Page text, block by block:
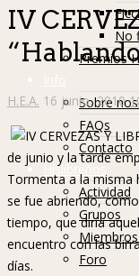
No
Premios
Info
Sobre
FAQs
Contacto
Hislibreños
Actividad
Grupos
Miembros
Foro
IV
H.E.A. 16 junio, 2010
de junio y la tarde
Tormenta a la misma
se fue abriendo,
tiempo, que diría
encuentro con las
días.